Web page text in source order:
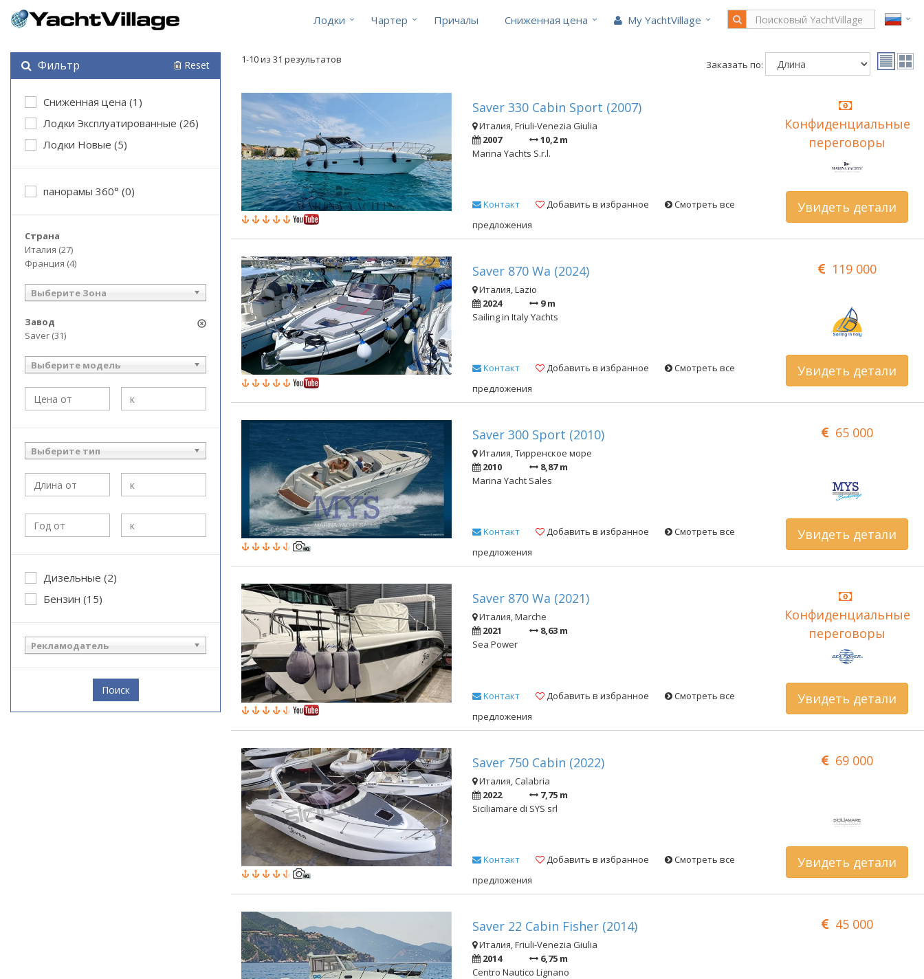
Лодки Чартер Причалы Cниженная цена My YachtVillage
Фильтр Reset
Cниженная цена (1)
Лодки Эксплуатированные (26)
Лодки Новые (5)
панорамы 360° (0)
Страна
Италия (27)
Франция (4)
Выберите Зона
Завод
Saver (31)
Выберите модель
Выберите тип
Дизельные (2)
Бензин (15)
Рекламодатель
Поиск
1-10 из 31 результатов Заказать по:
Saver 330 Cabin Sport (2007)
Конфиденциальные
переговоры
Италия, Friuli-Venezia Giulia
2007
10,2 m
Marina Yachts S.r.l.
Kонтакт Добавить в избранное
Смотреть все
предложения
Увидеть детали
Saver 870 Wa (2024) 119 000
Италия, Lazio
2024
9 m
Sailing in Italy Yachts
Kонтакт Добавить в избранное
Смотреть все
предложения
Увидеть детали
Saver 300 Sport (2010) 65 000
Италия, Тирренское море
2010
8,87 m
Marina Yacht Sales
Kонтакт Добавить в избранное
Смотреть все
предложения
Увидеть детали
Saver 870 Wa (2021)
Конфиденциальные
переговоры
Италия, Marche
2021
8,63 m
Sea Power
Kонтакт Добавить в избранное
Смотреть все
предложения
Увидеть детали
Saver 750 Cabin (2022) 69 000
Италия, Calabria
2022
7,75 m
Siciliamare di SYS srl
Kонтакт Добавить в избранное
Смотреть все
предложения
Увидеть детали
Saver 22 Cabin Fisher (2014) 45 000
Италия, Friuli-Venezia Giulia
2014
6,75 m
Centro Nautico Lignano